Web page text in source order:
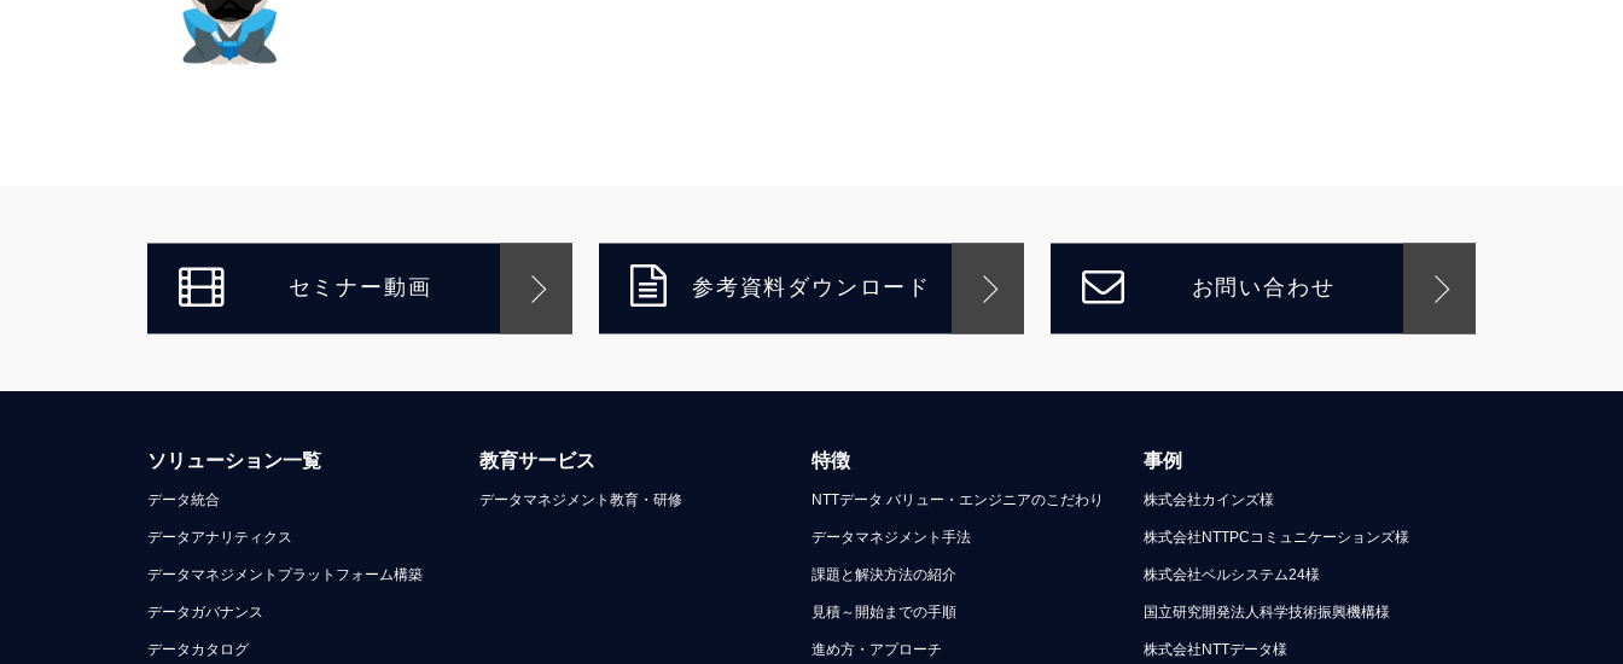
セミナー動画 参考資料ダウンロード お問い合わせ
ソリューション一覧
データ統合
データアナリティクス
データマネジメントプラットフォーム構築
データガバナンス
データカタログ
教育サービス
データマネジメント教育・研修
特徴
NTTデータ バリュー・エンジニアのこだわり
データマネジメント手法
課題と解決方法の紹介
見積～開始までの手順
進め方・アプローチ
事例
株式会社カインズ様
株式会社NTTPCコミュニケーションズ様
株式会社ベルシステム24様
国立研究開発法人科学技術振興機構様
株式会社NTTデータ様